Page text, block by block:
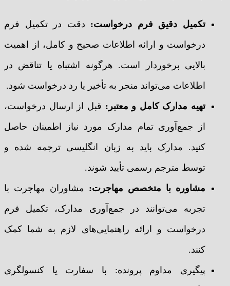
تکمیل دقیق فرم درخواست: دقت در تکمیل فرم
درخواست و ارائه اطلاعات صحیح و کامل، از اهمیت
بالایی برخوردار است. هرگونه اشتباه یا تناقض در
اطلاعات می‌تواند منجر به تأخیر یا رد درخواست شود.
تهیه مدارک کامل و معتبر : قبل از ارسال درخواست،
از جمع‌آوری تمام مدارک مورد نیاز اطمینان حاصل
کنید. مدارک باید به زبان انگلیسی ترجمه شده و
توسط مترجم رسمی تأیید شوند.
مشاوره با متخصص مهاجرت: مشاوران مهاجرت با
تجربه می‌توانند در جمع‌آوری مدارک، تکمیل فرم
درخواست و ارائه راهنمایی‌های لازم به شما کمک
کنند.
پیگیری مداوم پرونده: با سفارت یا کنسولگری